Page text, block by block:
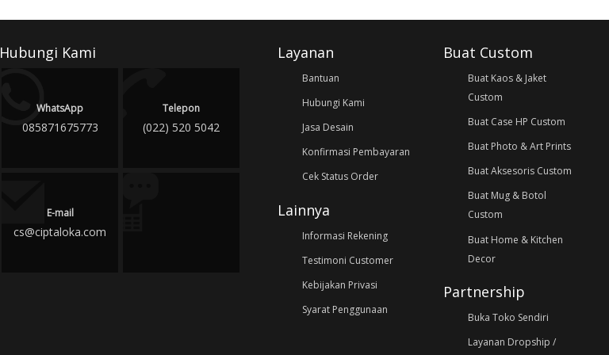
Hubungi Kami
WhatsApp
085871675773
Telepon
(022) 520 5042
E-mail
cs@ciptaloka.com
Layanan
Bantuan
Hubungi Kami
Jasa Desain
Konfirmasi Pembayaran
Cek Status Order
Lainnya
Informasi Rekening
Testimoni Customer
Kebijakan Privasi
Syarat Penggunaan
Buat Custom
Buat Kaos & Jaket
Custom
Buat Case HP Custom
Buat Photo & Art Prints
Buat Aksesoris Custom
Buat Mug & Botol
Custom
Buat Home & Kitchen
Decor
Partnership
Buka Toko Sendiri
Layanan Dropship /